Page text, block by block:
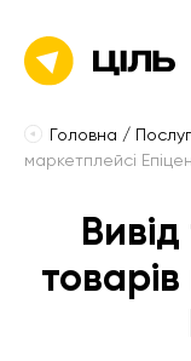
Головна /
маркетплейсі